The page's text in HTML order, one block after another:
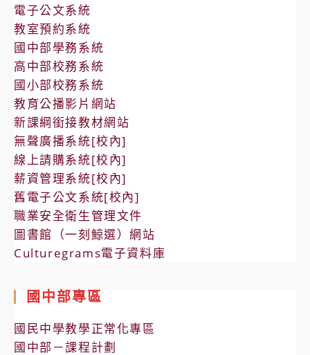
電子公文系統
教室預約系統
國中部學務系統
高中部校務系統
國小部校務系統
教育公播影片網站
新課綱銜接教材網站
無聲廣播系統[校內]
線上請購系統[校內]
薪資管理系統[校內]
舊電子公文系統[校內]
職業安全衛生管理文件
圖書館（一刻鯨選）網站
Culturegrams電子資料庫
國中部專區
國民中學教學正常化專區
國中部－課程計劃